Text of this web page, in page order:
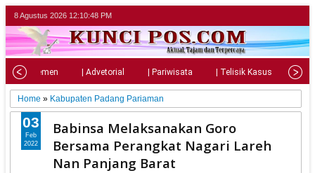
8 Agustus 2026 12:10:49 PM
| Parlemen | Advetorial | Pariwisata | Telisik Kasus |
Home » Kabupaten Padang Pariaman
Babinsa Melaksanakan Goro
Bersama Perangkat Nagari Lareh
Nan Panjang Barat
03
Feb
2022